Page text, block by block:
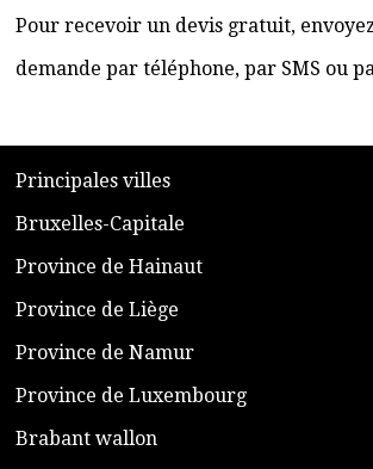
Pour recevoir un devis gratuit,
demande par téléphone, par SMS ou
​Principales villes
​Bruxelles-Capitale
​Province de Hainaut
Province de Liège
​Province de Namur
​Province de Luxembourg
​Brabant wallon